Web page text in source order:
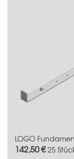
LOGO
142,50 €25